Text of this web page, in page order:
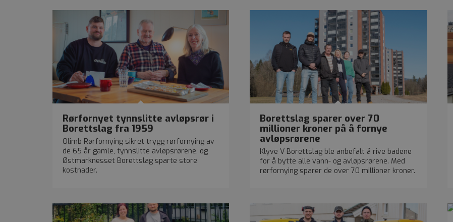
Rørfornyet tynnslitte avløpsrør i
Borettslag fra 1959
Olimb Rørfornying sikret trygg rørfornying av
de 65 år gamle, tynnslitte avløpsrørene, og
Østmarknesset Borettslag sparte store
kostnader.
Borettslag sparer over 70
millioner kroner på å fornye
avløpsrørene
Klyve V Borettslag ble anbefalt å rive badene
for å bytte alle vann- og avløpsrørene. Med
rørfornying sparer de over 70 millioner kroner.